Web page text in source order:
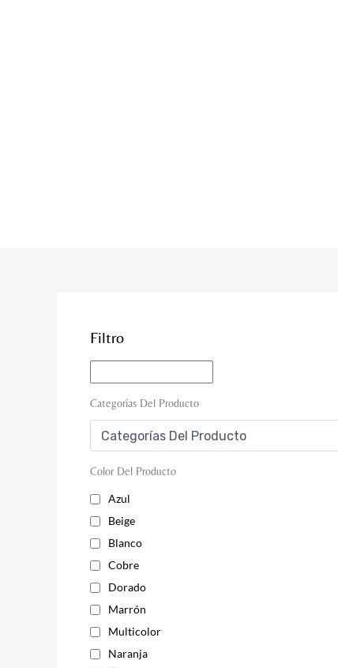
Filtro
Categorías Del Producto
Color Del Producto
Azul
Beige
Blanco
Cobre
Dorado
Marrón
Multicolor
Naranja